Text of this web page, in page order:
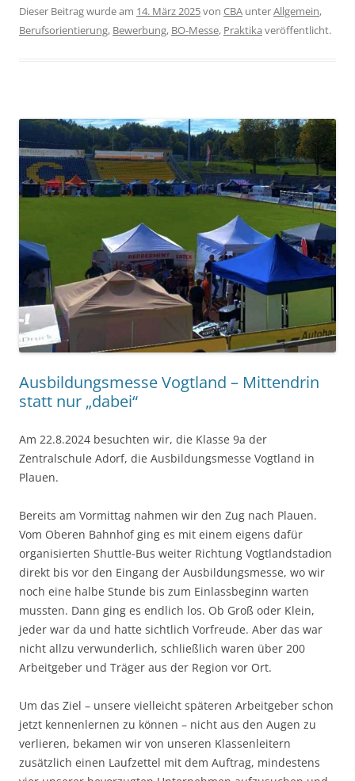
Dieser Beitrag wurde am 14. März 2025von CBA unterAllgemein,
Berufsorientierung, Bewerbung, BO-Messe, Praktika veröffentlicht.
Ausbildungsmesse Vogtland – Mittendrin
statt nur „dabei“
Am 22.8.2024 besuchten wir, die Klasse 9a der
Zentralschule Adorf, die Ausbildungsmesse Vogtland in
Plauen.
Bereits am Vormittag nahmen wir den Zug nach Plauen.
Vom Oberen Bahnhof ging es mit einem eigens dafür
organisierten Shuttle-Bus weiter Richtung Vogtlandstadion
direkt bis vor den Eingang der Ausbildungsmesse, wo wir
noch eine halbe Stunde bis zum Einlassbeginn warten
mussten. Dann ging es endlich los. Ob Groß oder Klein,
jeder war da und hatte sichtlich Vorfreude. Aber das war
nicht allzu verwunderlich, schließlich waren über 200
Arbeitgeber und Träger aus der Region vor Ort.
Um das Ziel – unsere vielleicht späteren Arbeitgeber schon
jetzt kennenlernen zu können – nicht aus den Augen zu
verlieren, bekamen wir von unseren Klassenleitern
zusätzlich einen Laufzettel mit dem Auftrag, mindestens